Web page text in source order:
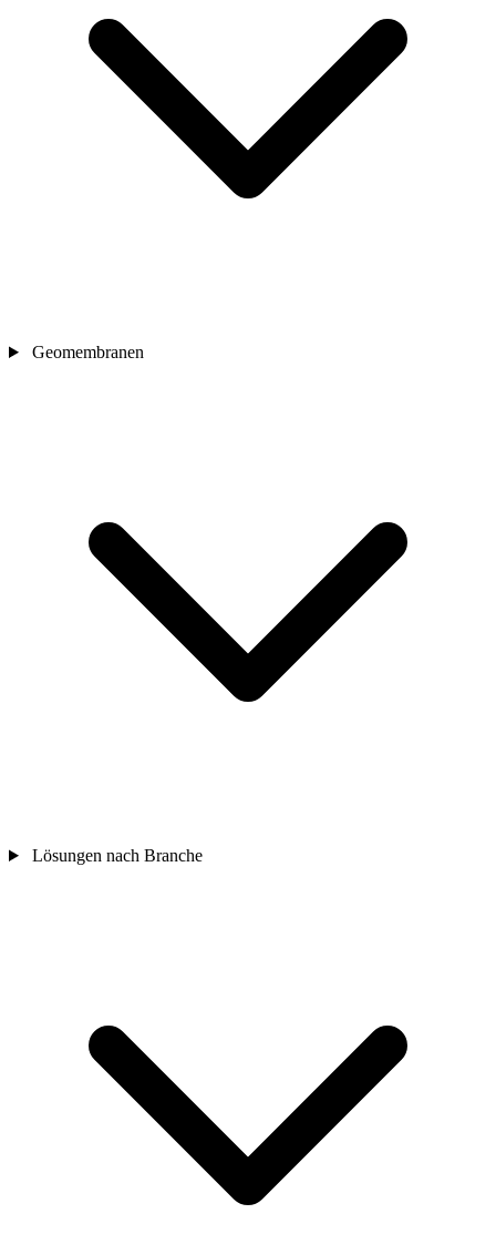
Geomembranen
Lösungen nach Branche